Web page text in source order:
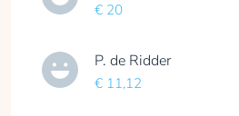
€ 20
P. de Ridder
€ 11,12